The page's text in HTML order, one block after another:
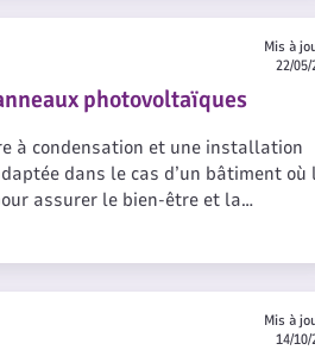
photovoltaïques
Mis à
22/05/
à condensation et une installation
dans le cas d’un bâtiment où
assurer le bien-être et la
Mis à
14/10/